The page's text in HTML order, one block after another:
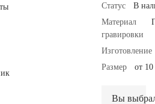
Статус
В
Материал
гравировки
Изготовление
Размер
от
Вы